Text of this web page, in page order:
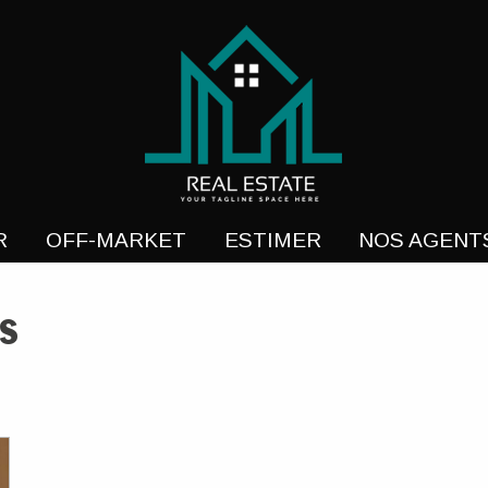
Esthetique,
OFF-MARKET ESTIMER NOS